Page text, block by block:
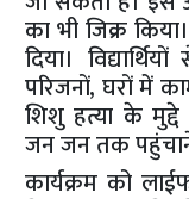
का भी जिक्र
दिया।
परिजनों, घरों में
शिशु हत्या के मुद्दे
जन जन तक
कार्यक्रम को